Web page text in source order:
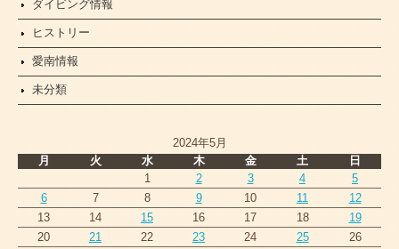
ダイビング情報
ヒストリー
愛南情報
未分類
2024年5月
月
火 水 木 金 土
日
1
2 3 4
5
6
7 8 9 10 11
12
13
14 15 16 17 18
19
20
21 22 23 24 25
26